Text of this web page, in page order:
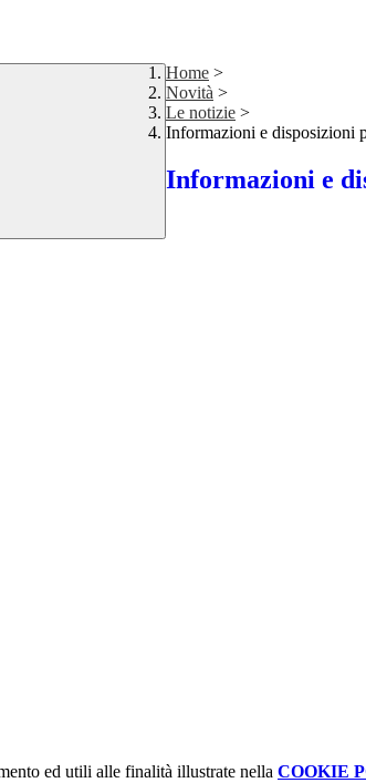
Home >
Novità >
Le notizie >
Informazioni e disposizioni
Informazioni e
ed utili alle finalità illustrate nella COOKIE